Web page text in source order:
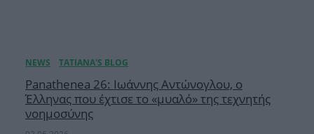
Panathenea 26: Ιωάννης Αντώνογλου, ο
Έλληνας που έχτισε το «μυαλό» της τεχνητής
νοημοσύνης